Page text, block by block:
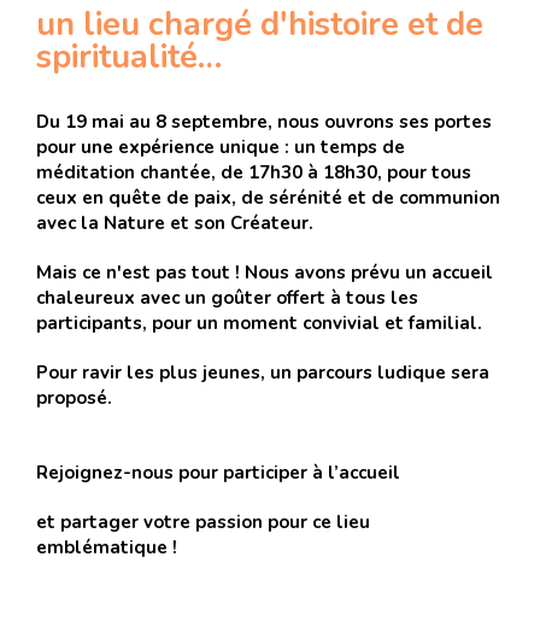
un lieu chargé d'histoire et de
spiritualité…
Du 19 mai au 8 septembre, nous ouvrons ses portes
pour une expérience unique : un temps de
méditation chantée, de 17h30 à 18h30, pour tous
ceux en quête de paix, de sérénité et de communion
avec la Nature et son Créateur.
Mais ce n'est pas tout ! Nous avons prévu un accueil
chaleureux avec un goûter offert à tous les
participants, pour un moment convivial et familial.
Pour ravir les plus jeunes, un parcours ludique sera
proposé.
Rejoignez-nous pour participer à l’accueil
et partager votre passion pour ce lieu
emblématique !